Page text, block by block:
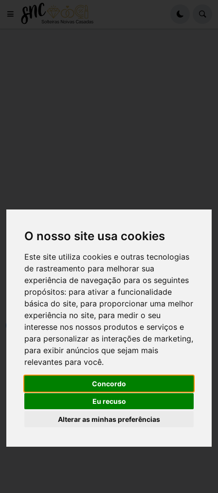
O nosso site usa cookies
Este site utiliza cookies e outras tecnologias
de rastreamento para melhorar sua
experiência de navegação para os seguintes
propósitos: para ativar a funcionalidade
básica do site, para proporcionar uma melhor
experiência no site, para medir o seu
interesse nos nossos produtos e serviços e
para personalizar as interações de marketing,
para exibir anúncios que sejam mais
relevantes para você.
Concordo
Eu recuso
Alterar as minhas preferências
Página inicial Noivas
Detalhes da Noiva
por Luh Dantas • 24 dezembro • 1 min leitura